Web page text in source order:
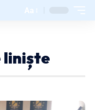
Aa
liniște